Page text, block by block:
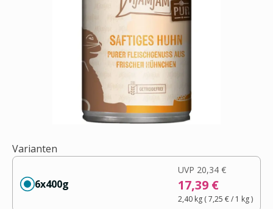
Varianten
6x400g
UVP 20,34 €
17,39 €
2,40 kg(7,25 €/ 1 kg)